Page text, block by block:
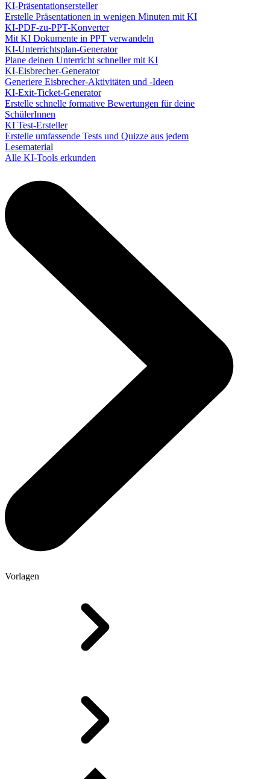
KI-Präsentationsersteller
Erstelle Präsentationen in wenigen Minuten mit KI
KI-PDF-zu-PPT-Konverter
Mit KI Dokumente in PPT verwandeln
KI-Unterrichtsplan-Generator
Plane deinen Unterricht schneller mit KI
KI-Eisbrecher-Generator
Generiere Eisbrecher-Aktivitäten und -Ideen
KI-Exit-Ticket-Generator
Erstelle schnelle formative Bewertungen für deine
SchülerInnen
KI Test-Ersteller
Erstelle umfassende Tests und Quizze aus jedem
Lesematerial
Alle KI-Tools erkunden
Vorlagen